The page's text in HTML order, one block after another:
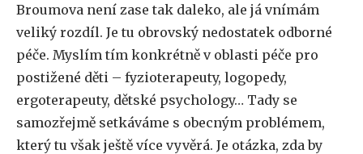
Broumova není zase tak daleko, ale já vnímám
veliký rozdíl. Je tu obrovský nedostatek odborné
péče. Myslím tím konkrétně v oblasti péče pro
postižené děti – fyzioterapeuty, logopedy,
ergoterapeuty, dětské psychology… Tady se
samozřejmě setkáváme s obecným problémem,
který tu však ještě více vyvěrá. Je otázka, zda by